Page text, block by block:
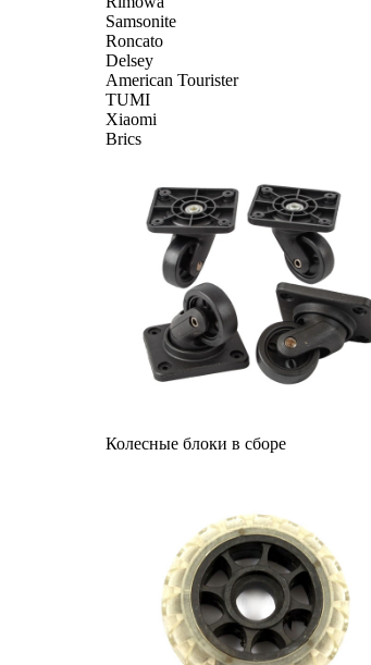
Samsonite
Roncato
Delsey
American Tourister
TUMI
Xiaomi
Brics
Колесные блоки в сборе